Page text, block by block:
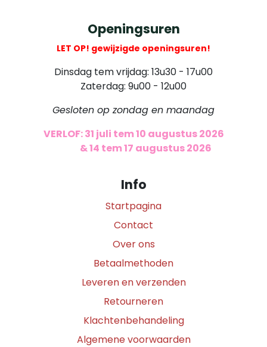
Openingsuren
LET OP! gewijzigde openingsuren!
Dinsdag tem vrijdag: 13u30 - 17u00
Zaterdag: 9u00 - 12u00
Gesloten op zondag en maandag
VERLOF: 31 juli tem 10 augustus 2026
& 14 tem 17 augustus 2026
Info
Startpagina
Contact
Over ons
Betaalmethoden
Leveren en verzenden
Retourneren
Klachtenbehandeling
Algemene voorwaarden